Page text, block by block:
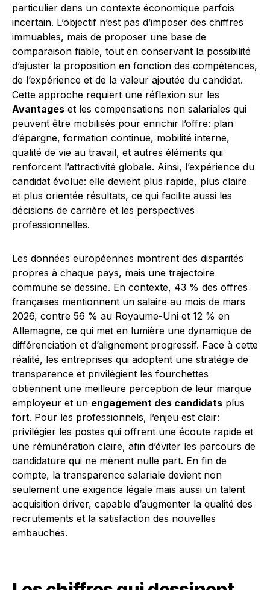
particulier dans un contexte économique parfois
incertain. L’objectif n’est pas d’imposer des chiffres
immuables, mais de proposer une base de
comparaison fiable, tout en conservant la possibilité
d’ajuster la proposition en fonction des compétences,
de l’expérience et de la valeur ajoutée du candidat.
Cette approche requiert une réflexion sur les
Avantages et les compensations non salariales qui
peuvent être mobilisés pour enrichir l’offre: plan
d’épargne, formation continue, mobilité interne,
qualité de vie au travail, et autres éléments qui
renforcent l’attractivité globale. Ainsi, l’expérience du
candidat évolue: elle devient plus rapide, plus claire
et plus orientée résultats, ce qui facilite aussi les
décisions de carrière et les perspectives
professionnelles.
Les données européennes montrent des disparités
propres à chaque pays, mais une trajectoire
commune se dessine. En contexte, 43 % des offres
françaises mentionnent un salaire au mois de mars
2026, contre 56 % au Royaume-Uni et 12 % en
Allemagne, ce qui met en lumière une dynamique de
différenciation et d’alignement progressif. Face à cette
réalité, les entreprises qui adoptent une stratégie de
transparence et privilégient les fourchettes
obtiennent une meilleure perception de leur marque
employeur et un engagement des candidats plus
fort. Pour les professionnels, l’enjeu est clair:
privilégier les postes qui offrent une écoute rapide et
une rémunération claire, afin d’éviter les parcours de
candidature qui ne mènent nulle part. En fin de
compte, la transparence salariale devient non
seulement une exigence légale mais aussi un talent
acquisition driver, capable d’augmenter la qualité des
recrutements et la satisfaction des nouvelles
embauches.